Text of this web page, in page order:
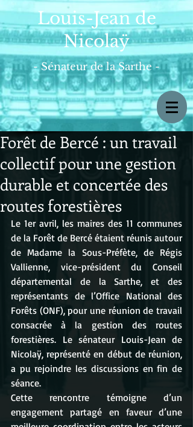
Louis-Jean de
Nicolaÿ
- Sénateur de la Sarthe -
Forêt de Bercé : un travail
collectif pour une gestion
durable et concertée des
routes forestières
Le 1er avril, les maires des 11 communes
de la Forêt de Bercé étaient réunis autour
de Madame la Sous-Préfète, de Régis
Vallienne, vice-président du Conseil
départemental de la Sarthe, et des
représentants de l’Office National des
Forêts (ONF), pour une réunion de travail
consacrée à la gestion des routes
forestières. Le sénateur Louis-Jean de
Nicolaÿ, représenté en début de réunion,
a pu rejoindre les discussions en fin de
séance.
Cette rencontre témoigne d’un
engagement partagé en faveur d’une